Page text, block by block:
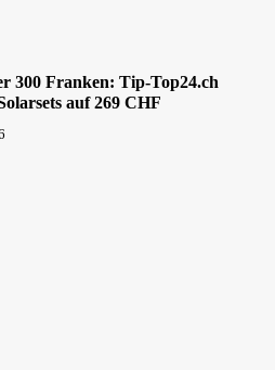
300 Franken: Tip-Top24.ch
auf 269 CHF